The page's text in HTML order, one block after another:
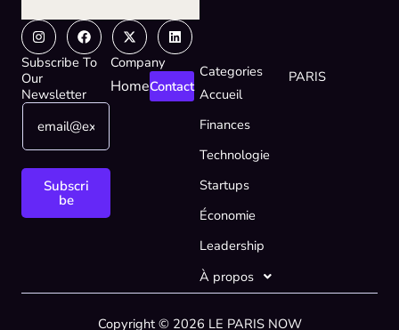
InstagramFacebook
X-
twitter
Linkedin
Subscribe To
Our
Newsletter
*
m
a
E
l
E
a
Subscri
be
Company
HomeContact
Categories
Accueil
Finances
Technologie
Startups
Économie
Leadership
À propos
PARIS
Copyright © 2026 LE PARIS NOW